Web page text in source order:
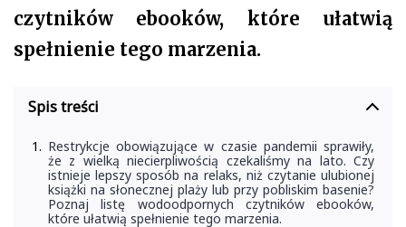
czytników ebooków, które ułatwią
spełnienie tego marzenia.
Spis treści
Restrykcje obowiązujące w czasie pandemii sprawiły,
że z wielką niecierpliwością czekaliśmy na lato. Czy
istnieje lepszy sposób na relaks, niż czytanie ulubionej
książki na słonecznej plaży lub przy pobliskim basenie?
Poznaj listę wodoodpornych czytników ebooków,
które ułatwią spełnienie tego marzenia.